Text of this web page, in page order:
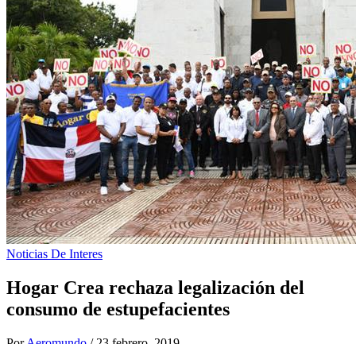
Noticias De Interes
Hogar Crea rechaza legalización del
consumo de estupefacientes